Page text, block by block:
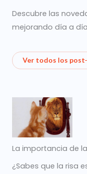
Descubre las
mejorando día a
Ver todos los post
La importancia de
¿Sabes que la risa